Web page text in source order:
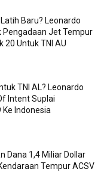
Baru? Leonardo
Pengadaan Jet Tempur
20 Untuk TNI AU
TNI AL? Leonardo
Intent Suplai
Ke Indonesia
Dana 1,4 Miliar Dollar
Tempur ACSV